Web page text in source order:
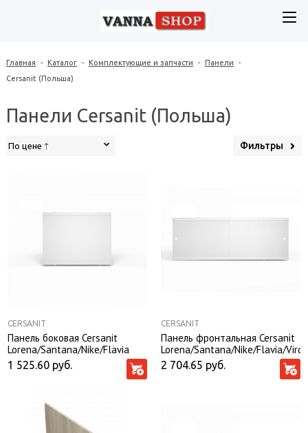
Главная - Каталог - Комплектующие и запчасти - Панели
-
Cersanit (Польша)
Панели Cersanit (Польша)
По цене Фильтры
CERSANIT
Панель боковая Cersanit
Lorena/Santana/Nike/Flavia
универсальная
1 525.60 руб.
CERSANIT
Панель фронтальная Cersanit
Lorena/Santana/Nike/Flavia/
170
2 704.65 руб.